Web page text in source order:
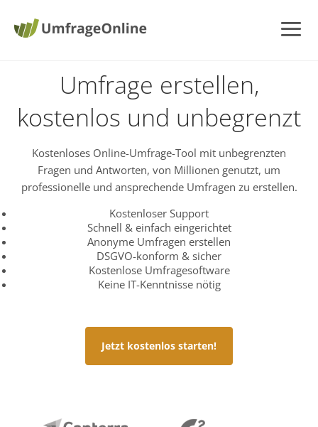
Umfrage erstellen,
kostenlos und unbegrenzt
Kostenloses Online-Umfrage-Tool mit unbegrenzten
Fragen und Antworten, von Millionen genutzt, um
professionelle und ansprechende Umfragen zu erstellen.
Kostenloser Support
Schnell & einfach eingerichtet
Anonyme Umfragen erstellen
DSGVO-konform & sicher
Kostenlose Umfragesoftware
Keine IT-Kenntnisse nötig
Jetzt kostenlos starten!